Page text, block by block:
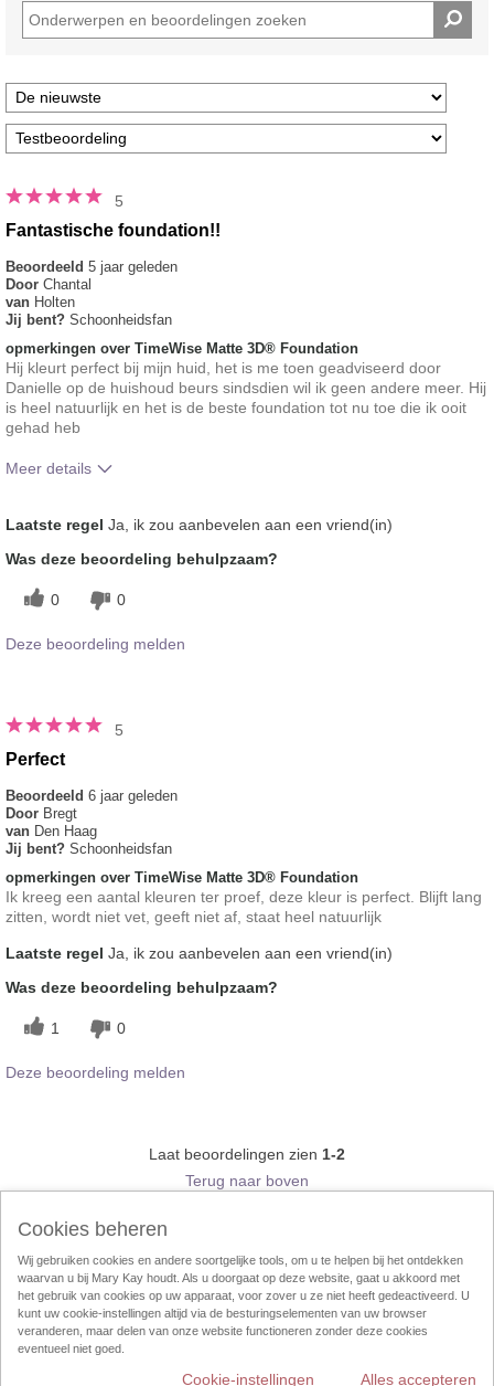
5
Fantastische foundation!!
Beoordeeld 5 jaar geleden
Door Chantal
van Holten
Jij bent? Schoonheidsfan
opmerkingen over TimeWise Matte 3D® Foundation
Hij kleurt perfect bij mijn huid, het is me toen geadviseerd door
Danielle op de huishoud beurs sindsdien wil ik geen andere meer. Hij
is heel natuurlijk en het is de beste foundation tot nu toe die ik ooit
gehad heb
Meer details
met andere door je gebruikte merken
decoratieve make-up?
Laatste regel Ja, ik zou aanbevelen aan een vriend(in)
Was deze beoordeling behulpzaam?
0 0
Deze beoordeling melden
5
Perfect
Beoordeeld 6 jaar geleden
Door Bregt
van Den Haag
Jij bent? Schoonheidsfan
opmerkingen over TimeWise Matte 3D® Foundation
Ik kreeg een aantal kleuren ter proef, deze kleur is perfect. Blijft lang
zitten, wordt niet vet, geeft niet af, staat heel natuurlijk
Laatste regel Ja, ik zou aanbevelen aan een vriend(in)
Was deze beoordeling behulpzaam?
1 0
Deze beoordeling melden
Laat beoordelingen zien 1-2
Terug naar boven
Cookies beheren Impressum Contact eCatalogus Online Agreement
Cookies beheren
Wij gebruiken cookies en andere soortgelijke tools, om u te helpen bij het ontdekken
waarvan u bij Mary Kay houdt. Als u doorgaat op deze website, gaat u akkoord met
het gebruik van cookies op uw apparaat, voor zover u ze niet heeft gedeactiveerd. U
kunt uw cookie-instellingen altijd via de besturingselementen van uw browser
veranderen, maar delen van onze website functioneren zonder deze cookies
eventueel niet goed.
Alles accepteren
Cookie-instellingen